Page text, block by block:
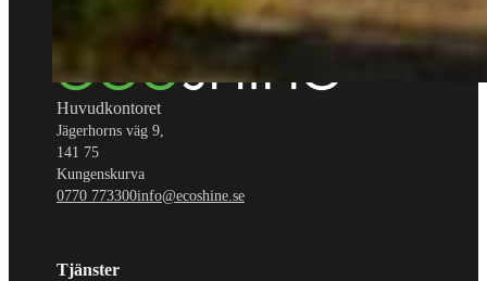
Huvudkontoret
Jägerhorns väg 9,
141 75
Kungenskurva
0770 773300info@ecoshine.se
Tjänster